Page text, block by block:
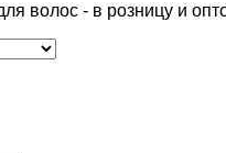
волос - в розницу и